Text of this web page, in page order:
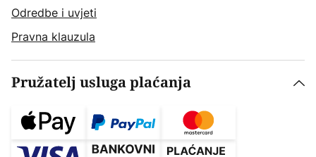
Odredbe i uvjeti
Pravna klauzula
Pružatelj usluga plaćanja